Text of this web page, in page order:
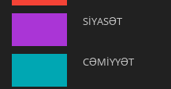
SİYASƏT
CƏMİYYƏT